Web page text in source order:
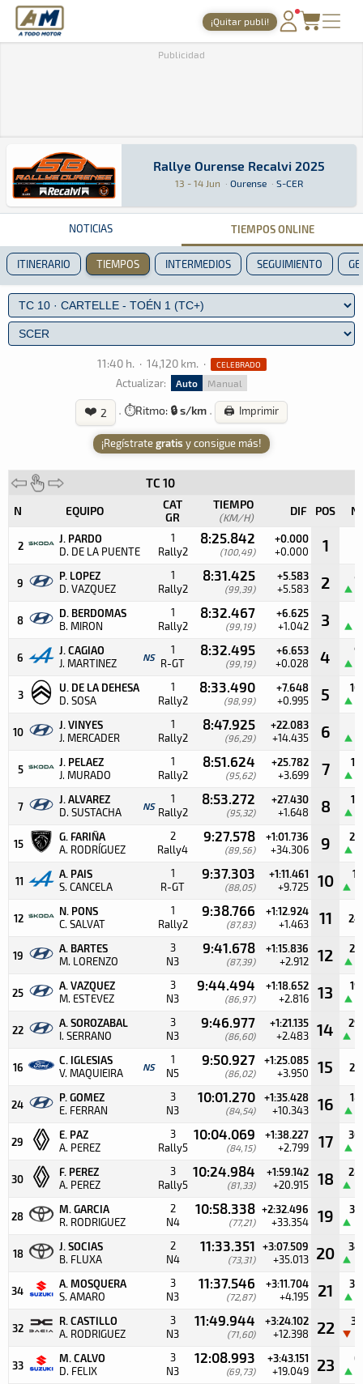
A Todo Motor · Revista del motor desde 1999
¡Quitar publi!
GALERÍAS
TIENDA
ARCHIVO
Publicidad
Rallye Ourense Recalvi 2025
Rallye Ourense Recalvi 2025
13 - 14 Jun · Ourense · S-CER
Rally · Rallye Ourense Recalvi 2025 · S-
Ourense
NOTICIAS TIEMPOS ONLINE
ITINERARIO TIEMPOS INTERMEDIOS SEGUIMIENTO
11:40 h. · 14,120 km. · CELEBRADO
Actualizar: Auto Manual
❤️ 2 · ⏱️Ritmo: 🔒 s/km · 🖨️ Imprimir
¡Regístrategratis y consigue más!
TC 10
N EQUIPO
CAT
GR
TIEMPO
(KM/H) DIF POS N
2
J. PARDO
D. DE LA PUENTE
1
Rally2
8:25.842
(100,49)
+0.000
+0.000 1
9
P. LOPEZ
D. VAZQUEZ
1
Rally2
8:31.425
(99,39)
+5.583
+5.583 2 8
8
D. BERDOMAS
B. MIRON
1
Rally2
8:32.467
(99,19)
+6.625
+1.042 3
6
J. CAGIAO
J. MARTINEZ NS
1
R-GT
8:32.495
(99,19)
+6.653
+0.028 4 9
3
U. DE LA DEHESA
D. SOSA
1
Rally2
8:33.490
(98,99)
+7.648
+0.995 5 10
10
J. VINYES
J. MERCADER
1
Rally2
8:47.925
(96,29)
+22.083
+14.435 6
5
J. PELAEZ
J. MURADO
1
Rally2
8:51.624
(95,62)
+25.782
+3.699 7 15
7
J. ALVAREZ
D. SUSTACHA NS
1
Rally2
8:53.272
(95,32)
+27.430
+1.648 8 12
15
G. FARIÑA
A. RODRÍGUEZ
2
Rally4
9:27.578
(89,56)
+1:01.736
+34.306 9 25
11
A. PAIS
S. CANCELA
1
R-GT
9:37.303
(88,05)
+1:11.461
+9.725 10 11
12
N. PONS
C. SALVAT
1
Rally2
9:38.766
(87,83)
+1:12.924
+1.463 11 24
19
A. BARTES
M. LORENZO
3
N3
9:41.678
(87,39)
+1:15.836
+2.912 12 22
25
A. VAZQUEZ
M. ESTEVEZ
3
N3
9:44.494
(86,97)
+1:18.652
+2.816 13 19
22
A. SOROZABAL
I. SERRANO
3
N3
9:46.977
(86,60)
+1:21.135
+2.483 14 29
16
C. IGLESIAS
V. MAQUIEIRA NS
1
N5
9:50.927
(86,02)
+1:25.085
+3.950 15 23
24
P. GOMEZ
E. FERRAN
3
N3
10:01.270
(84,54)
+1:35.428
+10.343 16 18
29
E. PAZ
A. PEREZ
3
Rally5
10:04.069
(84,15)
+1:38.227
+2.799 17 30
30
F. PEREZ
A. PEREZ
3
Rally5
10:24.984
(81,33)
+1:59.142
+20.915 18 28
28
M. GARCIA
R. RODRIGUEZ
2
N4
10:58.338
(77,21)
+2:32.496
+33.354 19 32
18
J. SOCIAS
B. FLUXA
2
N4
11:33.351
(73,31)
+3:07.509
+35.013 20 34
34
A. MOSQUERA
S. AMARO
3
N3
11:37.546
(72,87)
+3:11.704
+4.195 21 33
32
R. CASTILLO
A. RODRIGUEZ
3
N3
11:49.944
(71,60)
+3:24.102
+12.398 22 31
33
M. CALVO
D. FELIX
3
N3
12:08.993
(69,73)
+3:43.151
+19.049 23 6